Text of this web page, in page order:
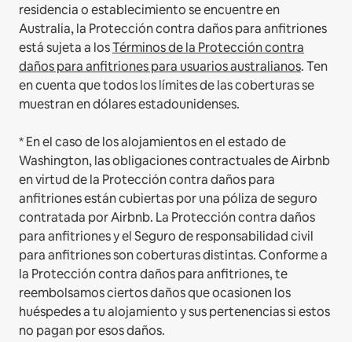
residencia o establecimiento se encuentre en
Australia, la Protección contra daños para anfitriones
está sujeta a losTérminos de la Protección contra
daños para anfitriones para usuarios australianos. Ten
en cuenta que todos los límites de las coberturas se
muestran en dólares estadounidenses.
* En el caso de los alojamientos en el estado de
Washington, las obligaciones contractuales de Airbnb
en virtud de la Protección contra daños para
anfitriones están cubiertas por una póliza de seguro
contratada por Airbnb. La Protección contra daños
para anfitriones y el Seguro de responsabilidad civil
para anfitriones son coberturas distintas. Conforme a
la Protección contra daños para anfitriones, te
reembolsamos ciertos daños que ocasionen los
huéspedes a tu alojamiento y sus pertenencias si estos
no pagan por esos daños.